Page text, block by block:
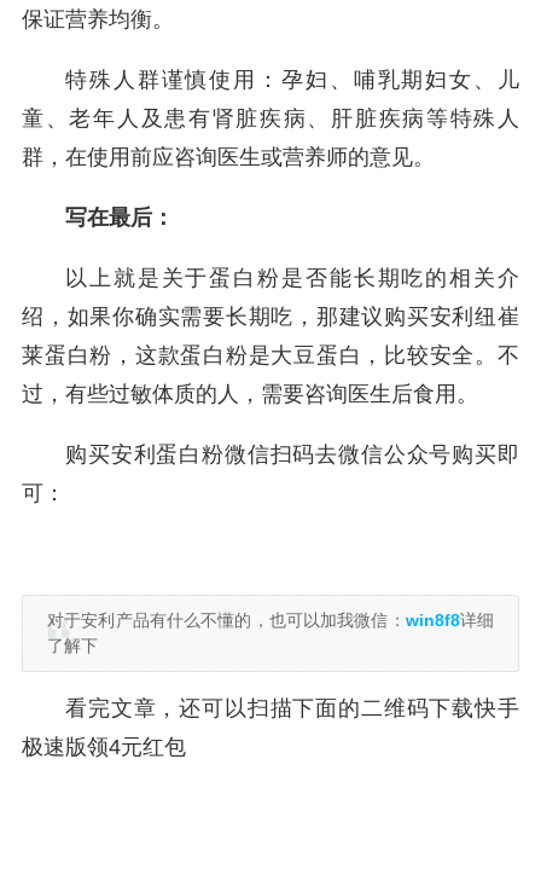
保证营养均衡。
特殊人群谨慎使用：孕妇、哺乳期妇女、儿
童、老年人及患有肾脏疾病、肝脏疾病等特殊人
群，在使用前应咨询医生或营养师的意见。
写在最后：
以上就是关于蛋白粉是否能长期吃的相关介
绍，如果你确实需要长期吃，那建议购买安利纽崔
莱蛋白粉，这款蛋白粉是大豆蛋白，比较安全。不
过，有些过敏体质的人，需要咨询医生后食用。
购买安利蛋白粉微信扫码去微信公众号购买即
可：
对于安利产品有什么不懂的，也可以加我微信： win8f8详细
了解下
看完文章，还可以扫描下面的二维码下载快手
极速版领4元红包